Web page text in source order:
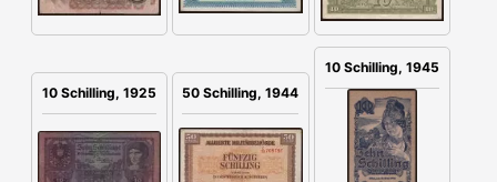
10 Schilling, 1925 50 Schilling, 1944
10 Schilling, 1945